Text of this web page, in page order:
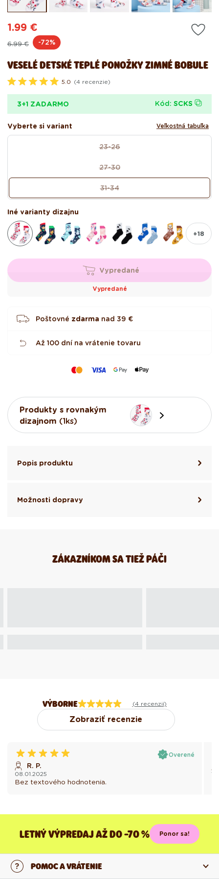
modálnom
okne
VESELÉ DETSKÉ TEPLÉ PONOŽKY ZIMNÉ BOBULE
h
o
t
e
z
v
e
d
i
č
k
5.0 (4 recenzie)
Pôvodná
6.99 €
Akciová
1.99 €
-72%
3+1 ZADARMO Kód: SCKS
Vyberte si variant
Veľkostná tabuľka
23-26
Variant
alebo
nedostupný
27-30
Variant
alebo
nedostupný
31-34
Variant
vypredaný
nedostupný
Iné varianty dizajnu
+18
Vypredané
Vypredané
Poštovné zdarma nad 39 €
Až 100 dní na vrátenie tovaru
Produkty s rovnakým
dizajnom (1ks)
Popis produktu
Možnosti dopravy
ZÁKAZNÍKOM SA TIEŽ PÁČI
VÝBORNE (4 recenzií)
Zobraziť recenzie
Overené
R. P.
08.01.2025
Bez textového hodnotenia.
LETNÝ VÝPREDAJ AŽ DO -70 % Ponor sa!
POMOC A VRÁTENIE